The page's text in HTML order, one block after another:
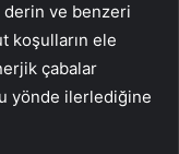
derin ve benzeri
koşulların ele
çabalar
yönde ilerlediğine